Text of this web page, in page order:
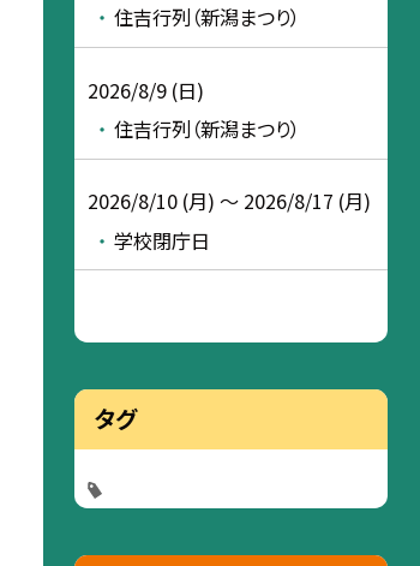
住吉行列（新潟まつり）
2026/8/9 (日)
住吉行列（新潟まつり）
2026/8/10 (月) ～ 2026/8/17 (月)
学校閉庁日
タグ